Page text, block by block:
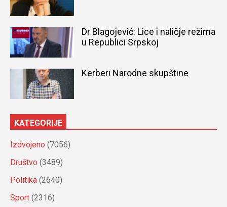
Dr Blagojević: Lice i naličje režima
u Republici Srpskoj
Kerberi Narodne skupštine
KATEGORIJE
Izdvojeno (7056)
Društvo (3489)
Politika (2640)
Sport (2316)